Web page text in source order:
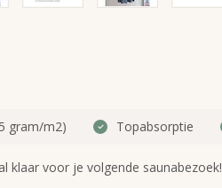
gram/m2) Topabsorptie
klaar voor je volgende saunabezoek!